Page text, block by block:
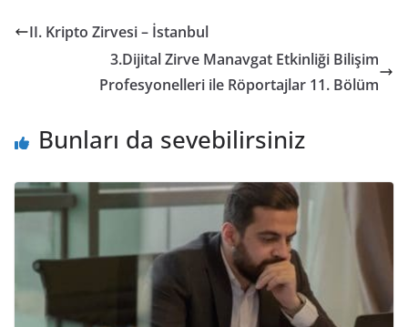
II. Kripto Zirvesi – İstanbul
3.Dijital Zirve Manavgat Etkinliği Bilişim
Profesyonelleri ile Röportajlar 11. Bölüm
Bunları da sevebilirsiniz